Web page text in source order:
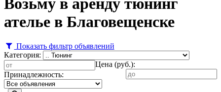
ателье в Благовещенске
Показать фильтр объявлений
Категория:
Цена (руб.):
Принадлежность: